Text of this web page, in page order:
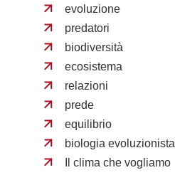
evoluzione
predatori
biodiversità
ecosistema
relazioni
prede
equilibrio
biologia evoluzionista
Il clima che vogliamo